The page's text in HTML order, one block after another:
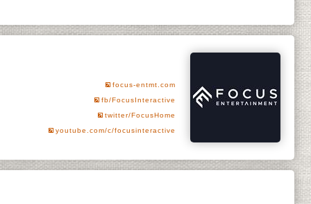
focus-entmt.com
fb/FocusInteractive
twitter/FocusHome
youtube.com/c/focusinteractive